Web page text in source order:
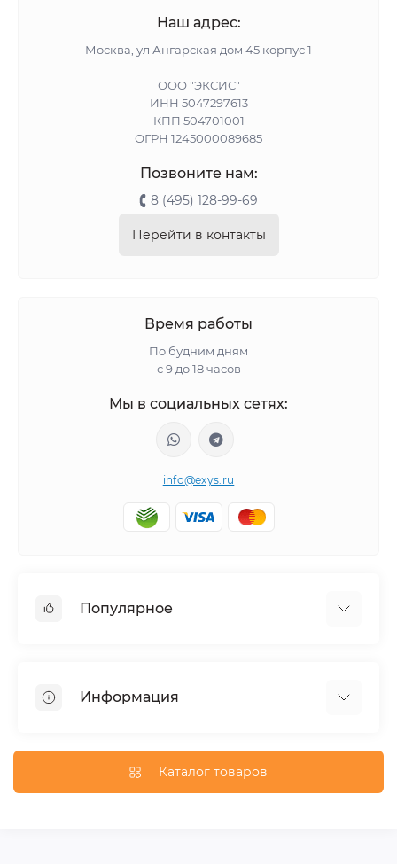
Наш адрес:
Москва, ул Ангарская дом 45 корпус 1
ООО "ЭКСИС"
ИНН 5047297613
КПП 504701001
ОГРН 1245000089685
Позвоните нам:
8 (495) 128-99-69
Перейти в контакты
Время работы
По будним дням
с 9 до 18 часов
Мы в социальных сетях:
info@exys.ru
Популярное
Багажники на крышу
Информация
Доставка по Санкт-Петербургу
Доставка по России
Каталог товаров